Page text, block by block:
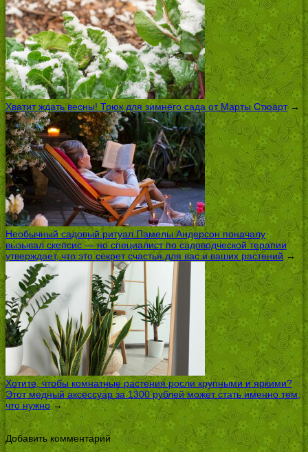
Хватит ждать весны! Трюк для зимнего сада от Марты Стюарт→
Необычный садовый ритуал Памелы Андерсон поначалу
вызывал скепсис — но специалист по садоводческой терапии
утверждает, что это секрет счастья для вас и ваших растений →
Хотите, чтобы комнатные растения росли крупными и яркими?
Этот медный аксессуар за 1300 рублей может стать именно тем,
что нужно→
Добавить комментарий